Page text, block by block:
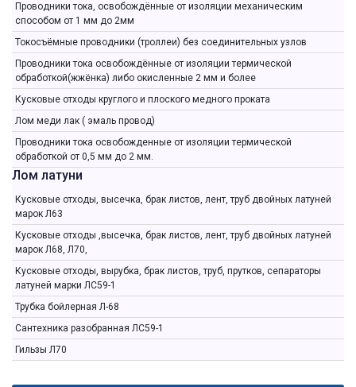
Проводники тока, освобождённые от изоляции механическим
способом от 1 мм до 2мм
Токосъёмные проводники (троллеи) без соединительных узлов
Проводники тока освобождённые от изоляции термической
обработкой(жжёнка) либо окисленные 2 мм и более
Кусковые отходы круглого и плоского медного проката
Лом меди лак ( эмаль провод)
Проводники тока освобожденные от изоляции термической
обработкой от 0,5 мм до 2 мм.
Лом латуни
Кусковые отходы, высечка, брак листов, лент, труб двойных латуней
марок Л63
Кусковые отходы ,высечка, брак листов, лент, труб двойных латуней
марок Л68, Л70,
Кусковые отходы, вырубка, брак листов, труб, прутков, сепараторы
латуней марки ЛС59-1
Трубка бойлерная Л-68
Сантехника разобранная ЛС59-1
Гильзы Л70